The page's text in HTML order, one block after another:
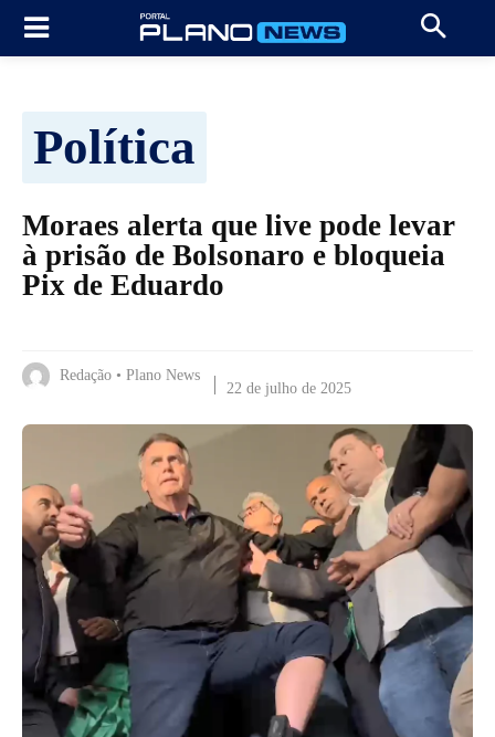
Política
Moraes alerta que live pode levar
à prisão de Bolsonaro e bloqueia
Pix de Eduardo
Redação • Plano News
22 de julho de 2025